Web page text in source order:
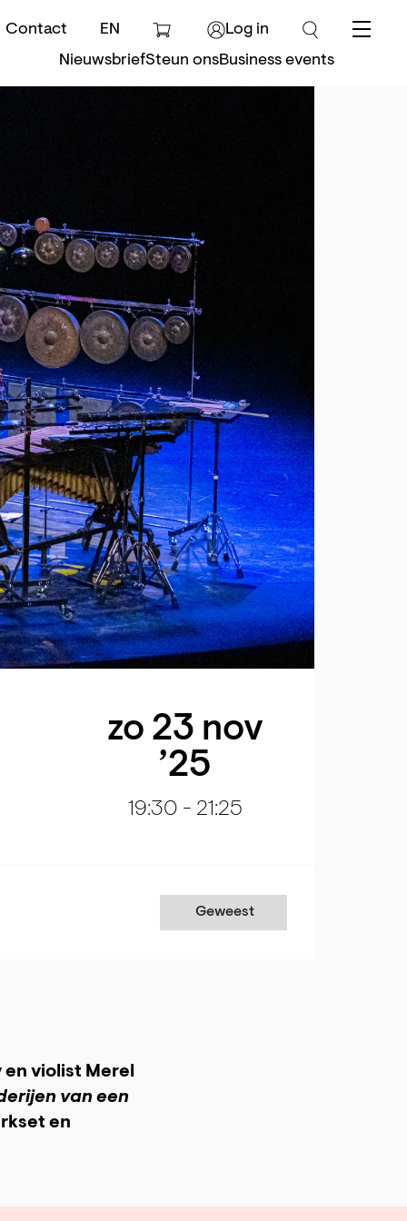
Contact EN
Log in
NieuwsbriefSteun onsBusiness events
zo 23 nov
’25
19:30 - 21:25
Geweest
en violist Merel
van een
en